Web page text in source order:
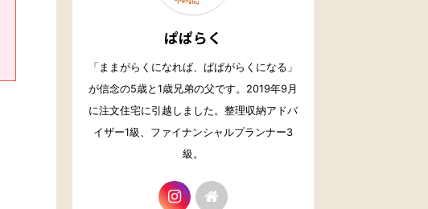
ぱぱらく
「ままがらくになれば、ぱぱがらくになる」
が信念の5歳と1歳兄弟の父です。2019年9月
に注文住宅に引越しました。整理収納アドバ
イザー1級、ファイナンシャルプランナー3
級。